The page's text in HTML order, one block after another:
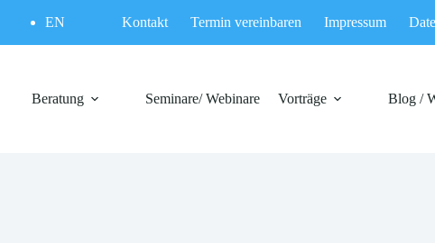
EN Kontakt Termin vereinbaren Impressum
Beratung Seminare/ Webinare Vorträge Blog /